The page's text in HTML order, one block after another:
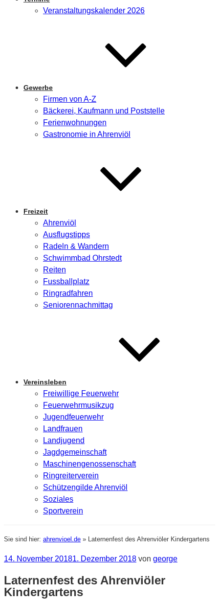
Veranstaltungskalender 2026
Gewerbe
Firmen von A-Z
Bäckerei, Kaufmann und Poststelle
Ferienwohnungen
Gastronomie in Ahrenviöl
Freizeit
Ahrenviöl
Ausflugstipps
Radeln & Wandern
Schwimmbad Ohrstedt
Reiten
Fussballplatz
Ringradfahren
Seniorennachmittag
Vereinsleben
Freiwillige Feuerwehr
Feuerwehrmusikzug
Jugendfeuerwehr
Landfrauen
Landjugend
Jagdgemeinschaft
Maschinengenossenschaft
Ringreiterverein
Schützengilde Ahrenviöl
Soziales
Sportverein
Sie sind hier: ahrenvioel.de » Laternenfest des Ahrenviöler Kindergartens
Veröffentlicht
14. November 20181. Dezember 2018 von george
Laternenfest des Ahrenviöler
Kindergartens